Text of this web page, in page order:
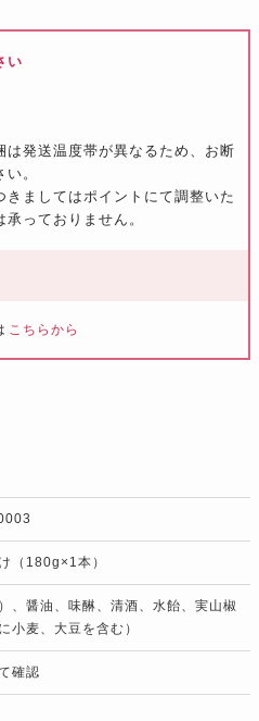
い
発送温度帯が異なるため、お断
。
ましてはポイントにて調整いた
っておりません。
こちらから
（180g×1本）
、醤油、味醂、清酒、水飴、実山椒
小麦、大豆を含む）
確認